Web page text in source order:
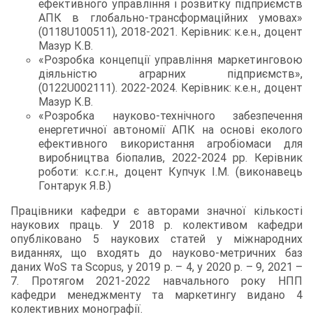
ефективного управління і розвитку підприємств
АПК в глобально-трансформаційних умовах»
(0118U100511), 2018-2021. Керівник: к.е.н., доцент
Мазур К.В.
«Розробка концепції управління маркетинговою
діяльністю аграрних підприємств»,
(0122U002111). 2022-2024. Керівник: к.е.н., доцент
Мазур К.В.
«Розробка науково-технічного забезпечення
енергетичної автономії АПК на основі еколого
ефективного використання агробіомаси для
виробництва біопалив, 2022-2024 рр. Керівник
роботи: к.с.г.н., доцент Купчук І.М. (виконавець
Гонтарук Я.В.)
Працівники кафедри є авторами значної кількості
наукових праць. У 2018 р. колективом кафедри
опубліковано 5 наукових статей у міжнародних
виданнях, що входять до науково-метричних баз
даних WoS та Scopus, у 2019 р. – 4, у 2020 р. – 9, 2021 –
7. Протягом 2021-2022 навчального року НПП
кафедри менеджменту та маркетингу видано 4
колективних монографії.